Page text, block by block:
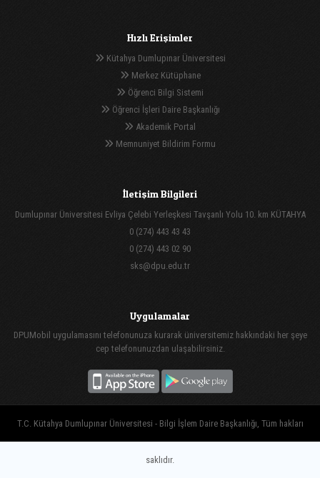
Hızlı Erişimler
Kütahya Dumlupınar Üniversitesi
Merkez Kütüphane
Öğrenci Bilgi Sistemi
Öğrenci İşleri Daire Başkanlığı
Akademik Portal
Memnuniyet Bildirim Formu
İletişim Bilgileri
Dumlupınar Üniversitesi Evliya Çelebi Yerleşkesi Tavşanlı Yolu 10. km KÜTAHYA
0 (274) 443 43 43
0 (274) 443 02 90
sks@dpu.edu.tr
Uygulamalar
DPUMobil uygulamasını telefonunuza kurarak üniversitemiz hakkındaki her şeye
cep telefonunuzdan ulaşabilirsiniz.
T.C. Kütahya Dumlupınar Üniversitesi - Bilgi İşlem Daire Başkanlığı, Tüm hakları
saklıdır.